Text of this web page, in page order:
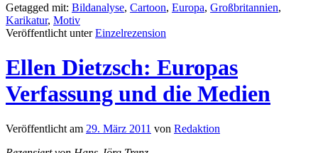
Getagged mit: Bildanalyse, Cartoon, Europa, Großbritannien,
Karikatur, Motiv
Veröffentlicht unterEinzelrezension
Ellen Dietzsch: Europas
Verfassung und die Medien
Veröffentlicht am 29. März 2011 von Redaktion